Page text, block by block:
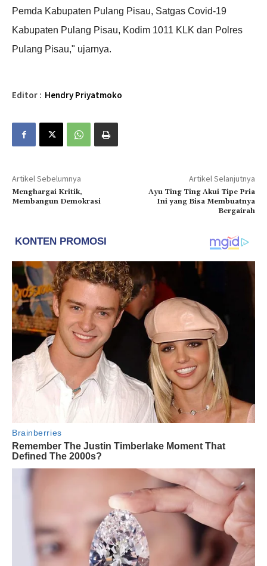
Pemda Kabupaten Pulang Pisau, Satgas Covid-19
Kabupaten Pulang Pisau, Kodim 1011 KLK dan Polres
Pulang Pisau," ujarnya.
Editor : Hendry Priyatmoko
Artikel Sebelumnya
Menghargai Kritik,
Membangun Demokrasi
Artikel Selanjutnya
Ayu Ting Ting Akui Tipe Pria
Ini yang Bisa Membuatnya
Bergairah